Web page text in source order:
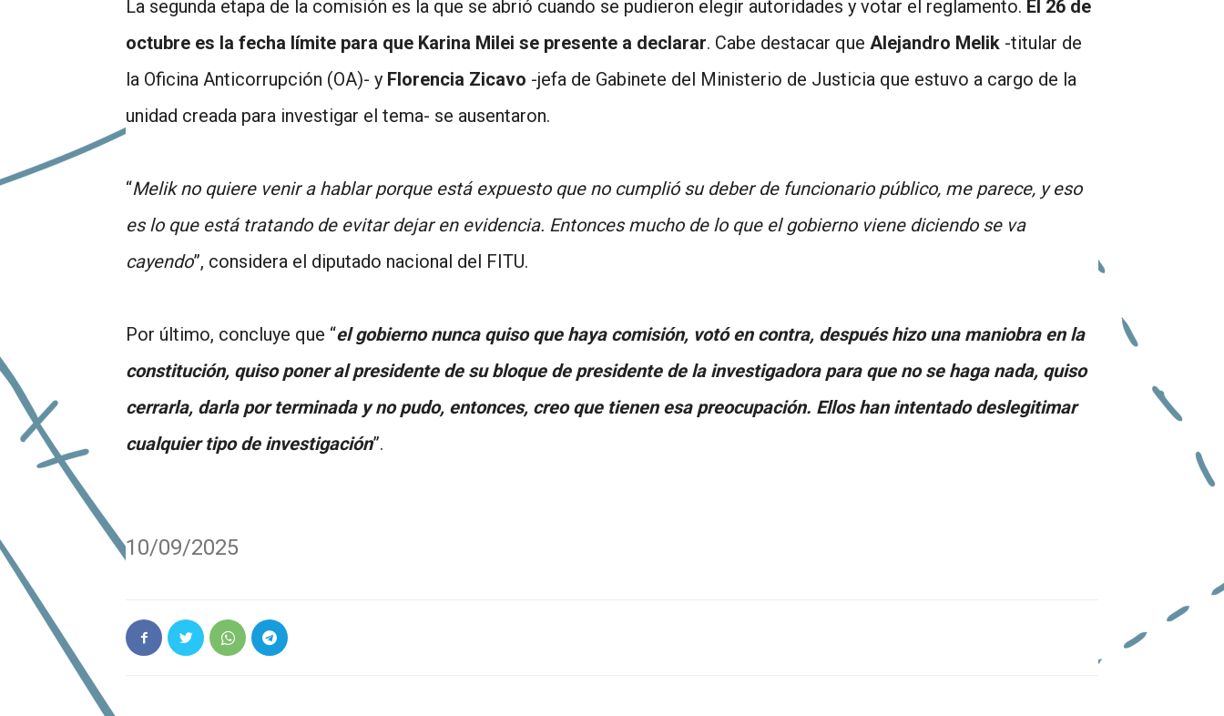
La segunda etapa de la comisión es la que se abrió cuando se pudieron elegir autoridades y votar el reglamento. El 26 de
octubre es la fecha límite para que Karina Milei se presente a declarar. Cabe destacar que Alejandro Melik -titular de
la Oficina Anticorrupción (OA)- y Florencia Zicavo -jefa de Gabinete del Ministerio de Justicia que estuvo a cargo de la
unidad creada para investigar el tema- se ausentaron.
“Melik no quiere venir a hablar porque está expuesto que no cumplió su deber de funcionario público, me parece, y eso
es lo que está tratando de evitar dejar en evidencia. Entonces mucho de lo que el gobierno viene diciendo se va
cayendo”, considera el diputado nacional del FITU.
Por último, concluye que “el gobierno nunca quiso que haya comisión, votó en contra, después hizo una maniobra en la
constitución, quiso poner al presidente de su bloque de presidente de la investigadora para que no se haga nada, quiso
cerrarla, darla por terminada y no pudo, entonces, creo que tienen esa preocupación. Ellos han intentado deslegitimar
cualquier tipo de investigación”.
10/09/2025